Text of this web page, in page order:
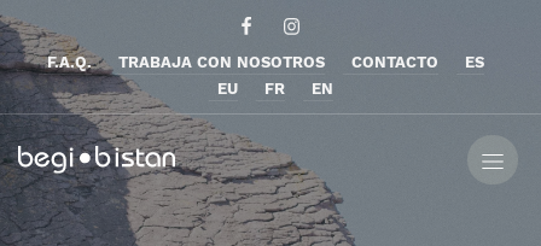
F.A.Q. TRABAJA CON NOSOTROS CONTACTO
ES
EU
FR EN